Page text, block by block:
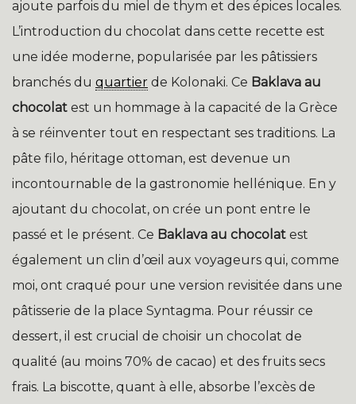
ajoute parfois du miel de thym et des épices locales.
L’introduction du chocolat dans cette recette est
une idée moderne, popularisée par les pâtissiers
branchés du quartier de Kolonaki. Ce Baklava au
chocolat est un hommage à la capacité de la Grèce
à se réinventer tout en respectant ses traditions. La
pâte filo, héritage ottoman, est devenue un
incontournable de la gastronomie hellénique. En y
ajoutant du chocolat, on crée un pont entre le
passé et le présent. Ce Baklava au chocolat est
également un clin d’œil aux voyageurs qui, comme
moi, ont craqué pour une version revisitée dans une
pâtisserie de la place Syntagma. Pour réussir ce
dessert, il est crucial de choisir un chocolat de
qualité (au moins 70% de cacao) et des fruits secs
frais. La biscotte, quant à elle, absorbe l’excès de